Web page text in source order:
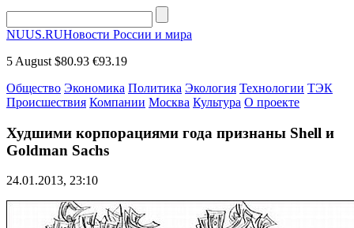
NUUS.RUНовости России и мира
5 August $80.93 €93.19
Общество Экономика Политика Экология Технологии ТЭК
Происшествия Компании Москва Культура О проекте
Худшими корпорациями года признаны Shell и
Goldman Sachs
24.01.2013, 23:10